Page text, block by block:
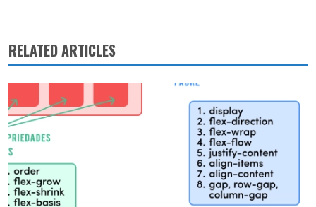
RELATED ARTICLES